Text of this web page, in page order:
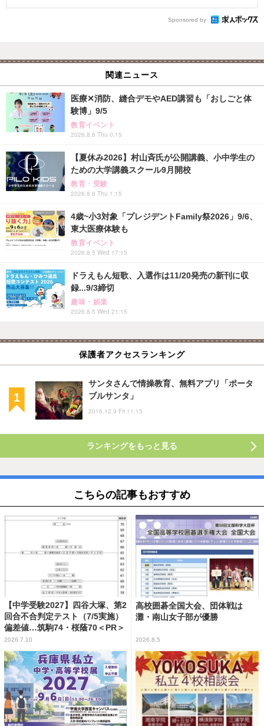
Sponsored by
関連ニュース
医療✕消防、縫合デモやAED講習も「おしごと体
験博」9/5
教育イベント
2026.8.6 Thu 0:15
【夏休み2026】村山斉氏が公開講義、小中学生の
ための大学講義スクール9月開校
教育・受験
2026.8.6 Thu 1:15
4歳~小3対象「プレジデントFamily祭2026」9/6、
東大医療体験も
教育イベント
2026.8.5 Wed 17:15
ドラえもん短歌、入選作は11/20発売の新刊に収
録...9/3締切
趣味・娯楽
2026.8.5 Wed 21:15
保護者アクセスランキング
サンタさんで情操教育、無料アプリ「ポータ
ブルサンタ」
2016.12.9 Fri 11:15
ランキングをもっと見る
こちらの記事もおすすめ
【中学受験2027】四谷大塚、第2
回合不合判定テスト（7/5実施）
偏差値…筑駒74・桜蔭70＜PR＞
2026.7.10
高校囲碁全国大会、団体戦は
灘・南山女子部が優勝
2026.8.5